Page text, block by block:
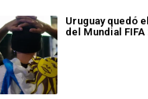
Uruguay quedó
del Mundial FIFA